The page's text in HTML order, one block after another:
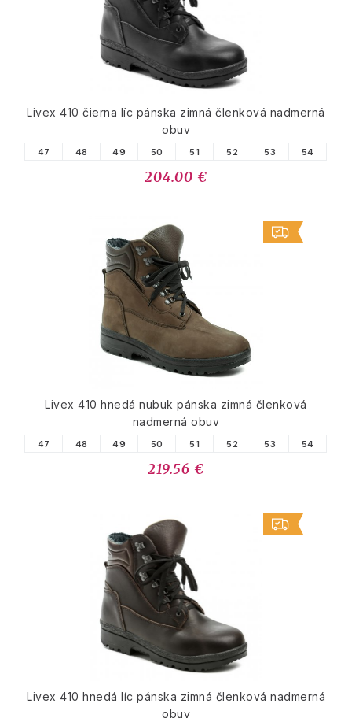
Livex 410 čierna líc pánska zimná členková nadmerná
obuv
47 48 49 50 51 52 53 54
204.00 €
Livex 410 hnedá nubuk pánska zimná členková
nadmerná obuv
47 48 49 50 51 52 53 54
219.56 €
Livex 410 hnedá líc pánska zimná členková nadmerná
obuv